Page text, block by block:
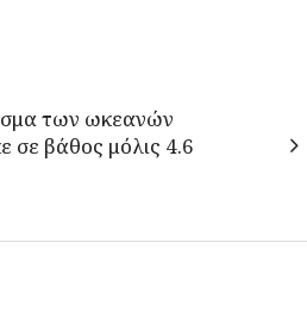
των ωκεανών
σε βάθος μόλις 4.6